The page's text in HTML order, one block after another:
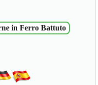
in Ferro Battuto